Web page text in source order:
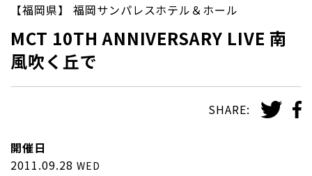
【福岡県】 福岡サンパレスホテル＆ホール
MCT 10TH ANNIVERSARY LIVE 南
風吹く丘で
SHARE:
開催日
2011.09.28 WED